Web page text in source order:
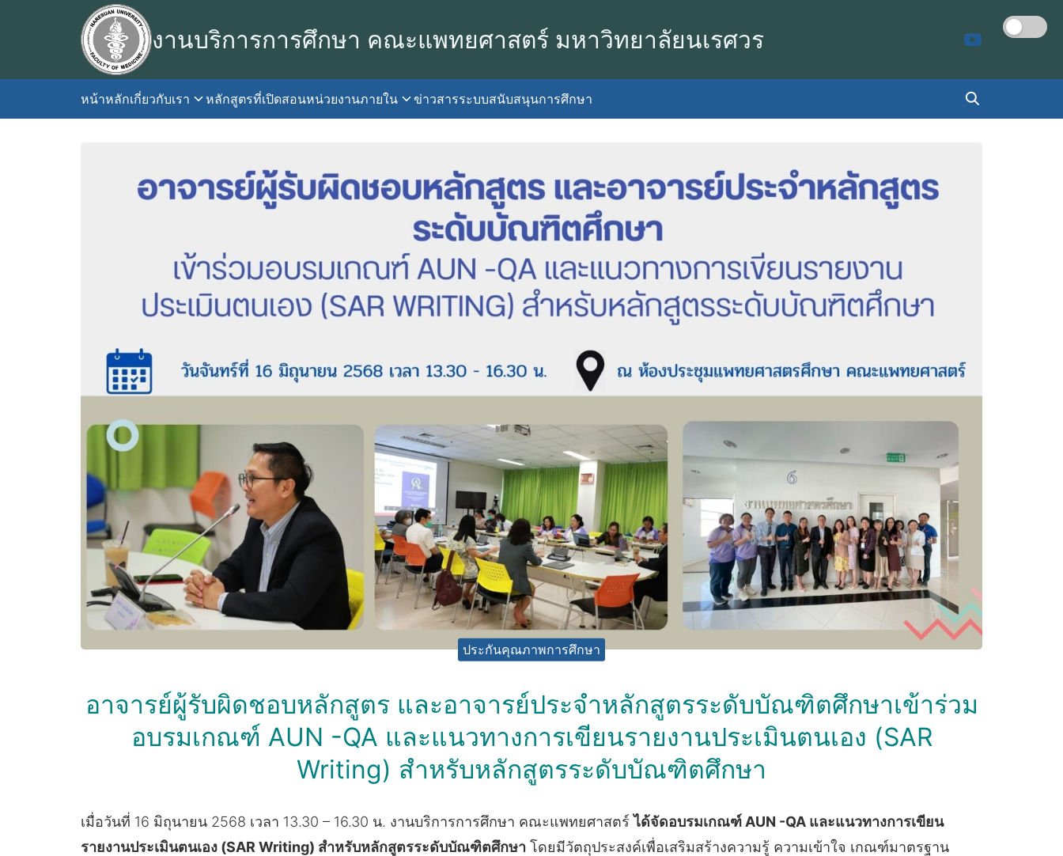
งานบริการการศึกษา คณะแพทยศาสตร์ มหาวิทยาลัยนเรศวร
หน้าหลักเกี่ยวกับเรา หลักสูตรที่เปิดสอนหน่วยงานภายใน ข่าวสารระบบสนับสนุนการศึกษา
ประกันคุณภาพการศึกษา
อาจารย์ผู้รับผิดชอบหลักสูตร และอาจารย์ประจำหลักสูตรระดับบัณฑิตศึกษาเข้าร่วม
อบรมเกณฑ์ AUN -QA และแนวทางการเขียนรายงานประเมินตนเอง (SAR
Writing) สำหรับหลักสูตรระดับบัณฑิตศึกษา
เมื่อวันที่ 16 มิถุนายน 2568 เวลา 13.30 – 16.30 น. งานบริการการศึกษา คณะแพทยศาสตร์ได้จัดอบรมเกณฑ์ AUN -QA และแนวทางการเขียน
รายงานประเมินตนเอง (SAR Writing) สำหรับหลักสูตรระดับบัณฑิตศึกษา โดยมีวัตถุประสงค์เพื่อเสริมสร้างความรู้ ความเข้าใจ เกณฑ์มาตรฐาน